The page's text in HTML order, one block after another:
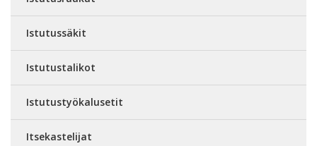
Istutussäkit
Istutustalikot
Istutustyökalusetit
Itsekastelijat